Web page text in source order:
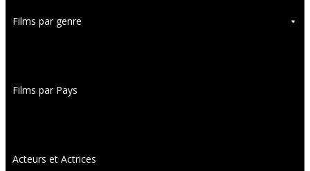
Films par genre
Films par Pays
Acteurs et Actrices